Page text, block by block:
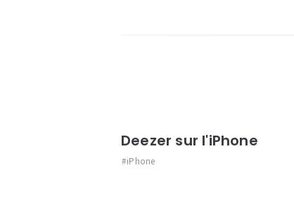
Deezer sur l'iPhone
iPhone